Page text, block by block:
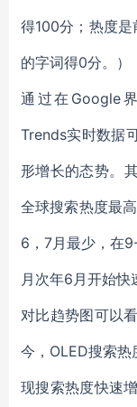
得100分；热度
的字词得0分。）
通过在Google
Trends实时数据
形增长的态势。
全球搜索热度最
6，7月最少，在
月次年6月开始快
对比趋势图可以
今，OLED搜索热
现搜索热度快速